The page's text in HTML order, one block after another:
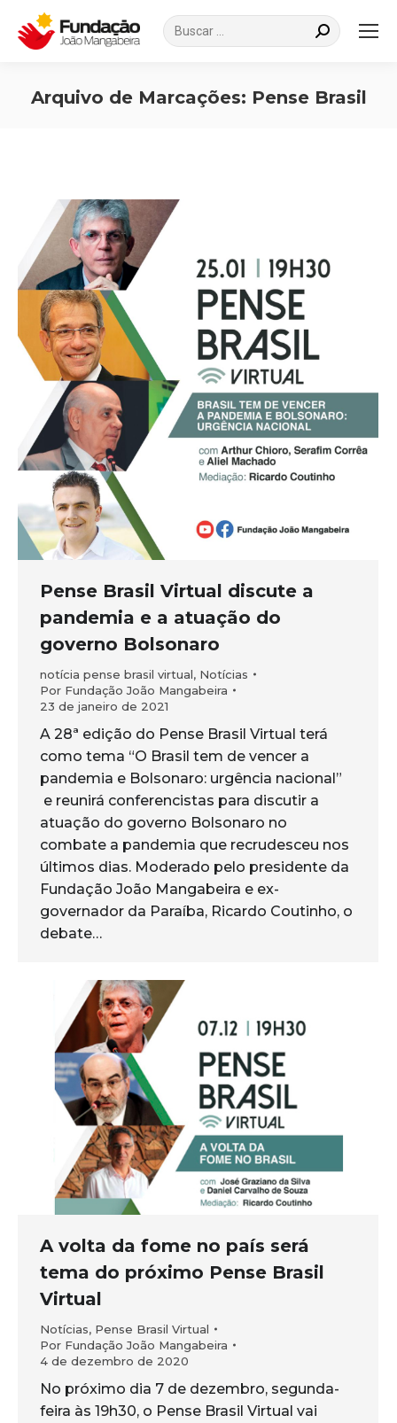
Search:
Arquivo de Marcações: Pense Brasil
Pense Brasil Virtual discute a
pandemia e a atuação do
governo Bolsonaro
notícia pense brasil virtual, Notícias
Por Fundação João Mangabeira
23 de janeiro de 2021
A 28ª edição do Pense Brasil Virtual terá
como tema “O Brasil tem de vencer a
pandemia e Bolsonaro: urgência nacional”
e reunirá conferencistas para discutir a
atuação do governo Bolsonaro no
combate a pandemia que recrudesceu nos
últimos dias. Moderado pelo presidente da
Fundação João Mangabeira e ex-
governador da Paraíba, Ricardo Coutinho, o
debate…
A volta da fome no país será
tema do próximo Pense Brasil
Virtual
Notícias, Pense Brasil Virtual
Por Fundação João Mangabeira
4 de dezembro de 2020
No próximo dia 7 de dezembro, segunda-
feira às 19h30, o Pense Brasil Virtual vai